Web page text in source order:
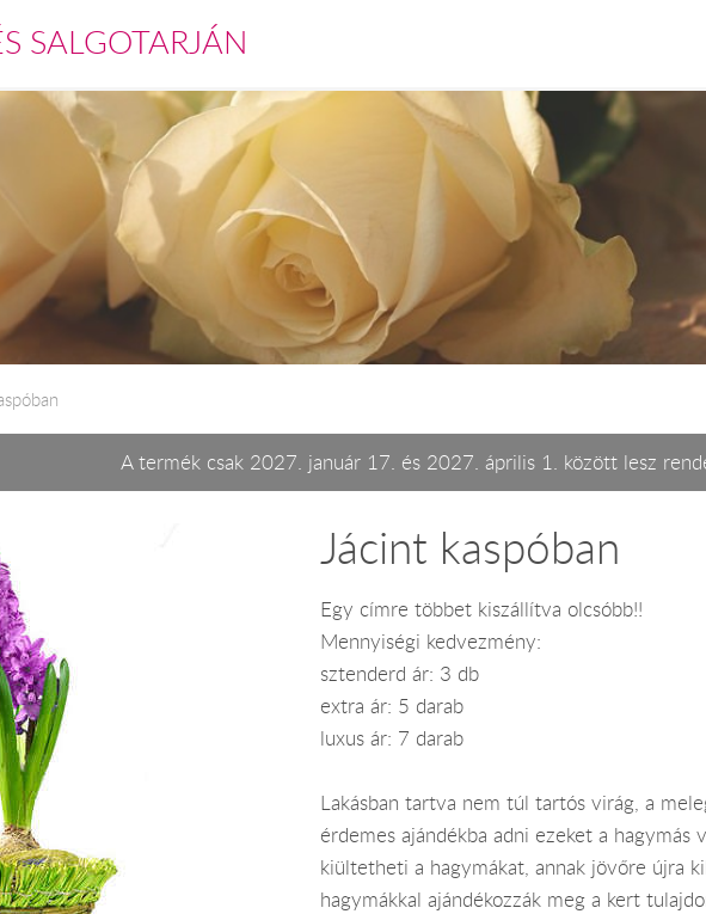
SALGOTARJÁN
A termék csak 2027. január 17. és 2027. április 1. között lesz
Jácint kaspóban
Egy címre többet kiszállítva olcsóbb!!
Mennyiségi kedvezmény:
sztenderd ár: 3 db
extra ár: 5 darab
luxus ár: 7 darab
Lakásban tartva nem túl tartós virág, a
érdemes ajándékba adni ezeket a
kiültetheti a hagymákat, annak jövőre újra
hagymákkal ajándékozzák meg a kert